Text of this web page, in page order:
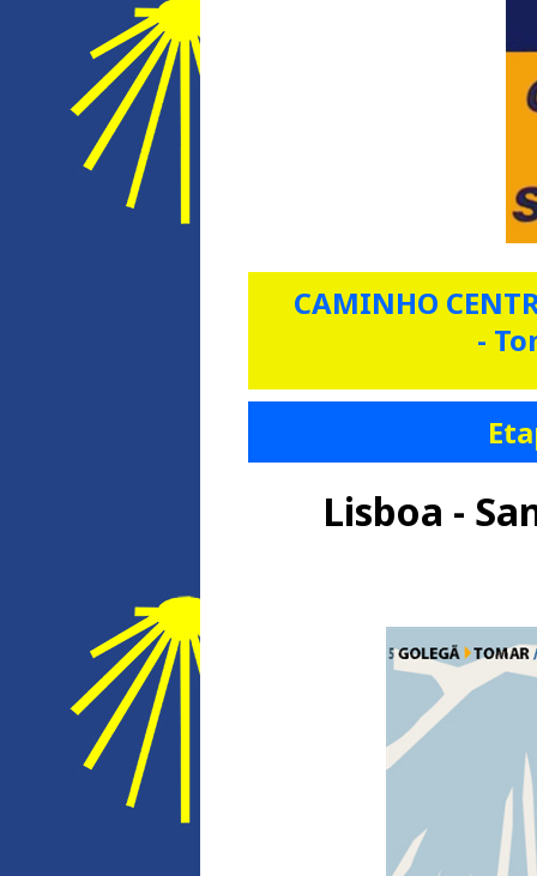
CAMINHO
-
Lisboa -